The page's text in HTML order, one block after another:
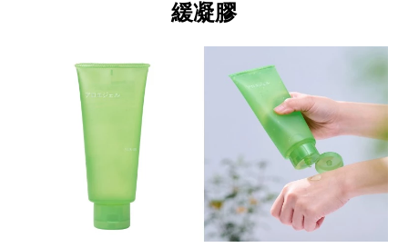
緩凝膠